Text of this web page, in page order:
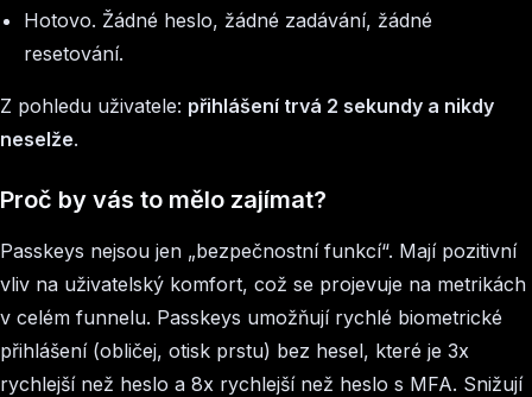
Hotovo. Žádné heslo, žádné zadávání, žádné
resetování.
Z pohledu uživatele: přihlášení trvá 2 sekundy a nikdy
neselže.
Proč by vás to mělo zajímat?
Passkeys nejsou jen „bezpečnostní funkcí“. Mají pozitivní
vliv na uživatelský komfort, což se projevuje na metrikách
v celém funnelu. Passkeys umožňují rychlé biometrické
přihlášení (obličej, otisk prstu) bez hesel, které je 3x
rychlejší než heslo a 8x rychlejší než heslo s MFA. Snižují